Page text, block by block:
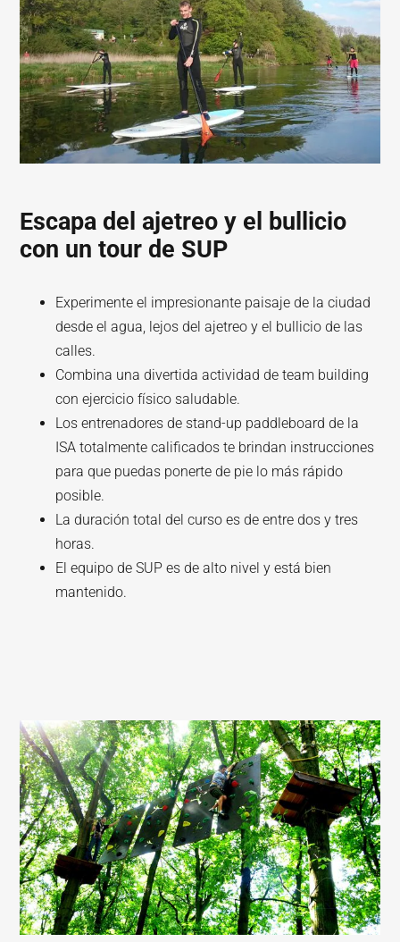
Escapa del ajetreo y el bullicio
con un tour de SUP
Experimente el impresionante paisaje de la ciudad
desde el agua, lejos del ajetreo y el bullicio de las
calles.
Combina una divertida actividad de team building
con ejercicio físico saludable.
Los entrenadores de stand-up paddleboard de la
ISA totalmente calificados te brindan instrucciones
para que puedas ponerte de pie lo más rápido
posible.
La duración total del curso es de entre dos y tres
horas.
El equipo de SUP es de alto nivel y está bien
mantenido.